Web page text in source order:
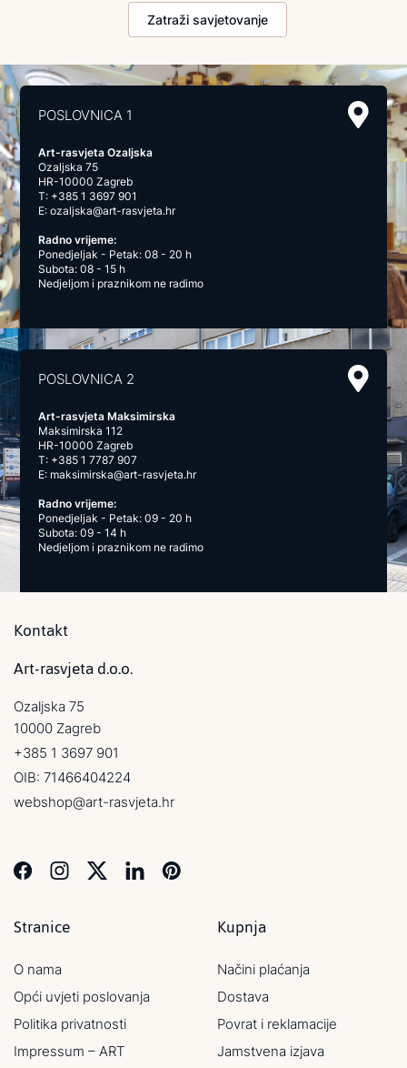
Zatraži savjetovanje
POSLOVNICA 1
Art-rasvjeta Ozaljska
Ozaljska 75
HR-10000 Zagreb
T: +385 1 3697 901
E:ozaljska@art-rasvjeta.hr
Radno vrijeme:
Ponedjeljak - Petak: 08 - 20 h
Subota: 08 - 15 h
Nedjeljom i praznikom ne radimo
POSLOVNICA 2
Art-rasvjeta Maksimirska
Maksimirska 112
HR-10000 Zagreb
T: +385 1 7787 907
E: maksimirska@art-rasvjeta.hr
Radno vrijeme:
Ponedjeljak - Petak: 09 - 20 h
Subota: 09 - 14 h
Nedjeljom i praznikom ne radimo
Kontakt
Art-rasvjeta d.o.o.
Ozaljska 75
10000 Zagreb
+385 1 3697 901
OIB: 71466404224
webshop@art-rasvjeta.hr
Stranice
O nama
Opći uvjeti poslovanja
Politika privatnosti
Impressum – ART
Kupnja
Načini plaćanja
Dostava
Povrat i reklamacije
Jamstvena izjava